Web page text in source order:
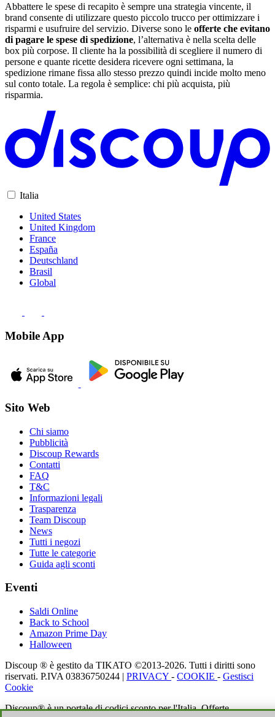
Abbattere le spese di recapito è sempre una strategia vincente, il
brand consente di utilizzare questo piccolo trucco per ottimizzare i
risparmi e usufruire del servizio. Diverse sono le offerte che evitano
di pagare le spese di spedizione, l’alternativa è nella scelta delle
box più corpose. Il cliente ha la possibilità di scegliere il numero di
persone e quante ricette desidera ricevere ogni settimana, la
spedizione rimane fissa allo stesso prezzo quindi incide molto meno
sul conto totale. La regola è semplice: chi più acquista, più
risparmia.
Italia
United States
United Kingdom
France
España
Deutschland
Brasil
Global
Mobile App
Sito Web
Chi siamo
Pubblicità
Discoup Rewards
Contatti
FAQ
T&C
Informazioni legali
Trasparenza
Team Discoup
News
Tutti i negozi
Tutte le categorie
Guida agli sconti
Eventi
Saldi Online
Back to School
Amazon Prime Day
Halloween
Discoup ® è gestito da TIKATO ©2013-2026. Tutti i diritti sono
riservati. P.IVA 03836750244 | PRIVACY - COOKIE - Gestisci
Cookie
Discoup® è un portale di codici sconto per l'Italia. Offerte